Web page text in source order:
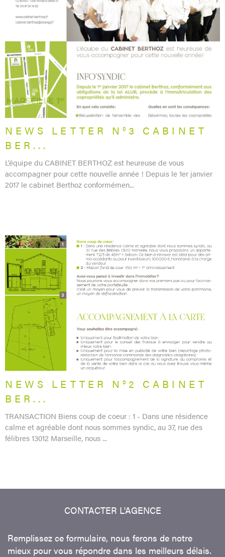
NEWS LETTER N°3 CABINET
BER...
L’équipe du CABINET BERTHOZ est heureuse de vous
accompagner pour cette nouvelle année ! Depuis le 1er janvier
2017 le cabinet Berthoz conformémen...
LIRE L'ARTICLE
NEWS LETTER N°2 CABINET
BER...
TRANSACTION Biens coup de coeur : 1 - Dans une résidence
calme et agréable dont nous sommes syndic, au 37, rue des
félibres 13012 Marseille, nous ...
CONTACTER L'AGENCE
Remplissez ce formulaire, nous ferons de notre
mieux pour vous répondre dans les meilleurs délais.